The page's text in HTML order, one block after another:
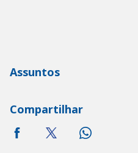
Assuntos
Compartilhar